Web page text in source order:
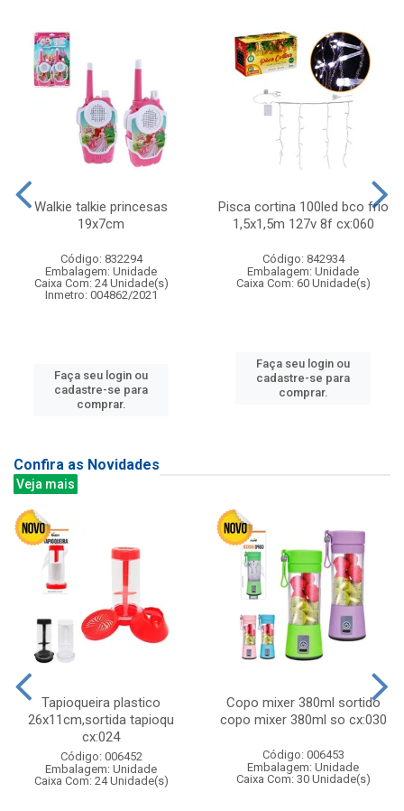
Walkie talkie princesas
19x7cm
Código: 832294
Embalagem: Unidade
Caixa Com: 24 Unidade(s)
Inmetro: 004862/2021
Faça seu login ou
cadastre-se para
comprar.
Pisca cortina 100led bco frio
1,5x1,5m 127v 8f cx:060
Código: 842934
Embalagem: Unidade
Caixa Com: 60 Unidade(s)
Faça seu login ou
cadastre-se para
comprar.
Confira as Novidades
Veja mais
Tapioqueira plastico
26x11cm,sortida tapioqu
cx:024
Código: 006452
Embalagem: Unidade
Caixa Com: 24 Unidade(s)
Copo mixer 380ml sortido
copo mixer 380ml so cx:030
Código: 006453
Embalagem: Unidade
Caixa Com: 30 Unidade(s)